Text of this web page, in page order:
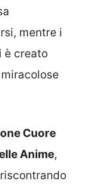
mentre i
è creato
Cuore
Anime,